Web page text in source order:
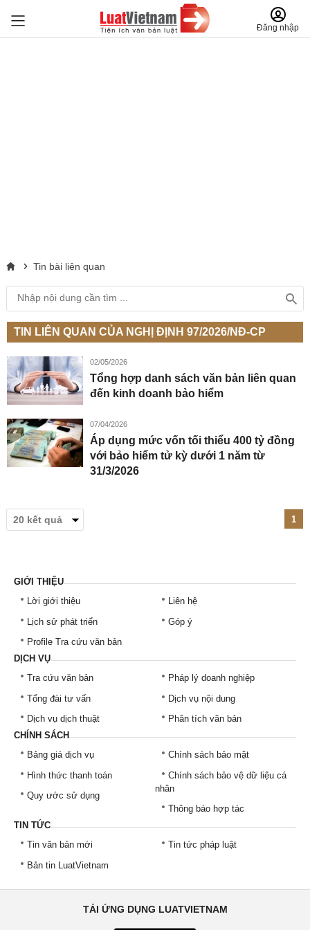
Đăng nhập
Tin bài liên quan
TIN LIÊN QUAN CỦA NGHỊ ĐỊNH 97/2026/NĐ-CP
02/05/2026
Tổng hợp danh sách văn bản liên quan
đến kinh doanh bảo hiểm
07/04/2026
Áp dụng mức vốn tối thiểu 400 tỷ đồng
với bảo hiểm tử kỳ dưới 1 năm từ
31/3/2026
1
GIỚI THIỆU
Lời giới thiệu
Lịch sử phát triển
Profile Tra cứu văn bản
Liên hệ
Góp ý
DỊCH VỤ
Tra cứu văn bản
Tổng đài tư vấn
Dịch vụ dịch thuật
Pháp lý doanh nghiệp
Dịch vụ nội dung
Phân tích văn bản
CHÍNH SÁCH
Bảng giá dịch vụ
Hình thức thanh toán
Quy ước sử dụng
Chính sách bảo mật
Chính sách bảo vệ dữ liệu cá
nhân
Thông báo hợp tác
TIN TỨC
Tin văn bản mới
Bản tin LuatVietnam
Tin tức pháp luật
TẢI ỨNG DỤNG LUATVIETNAM